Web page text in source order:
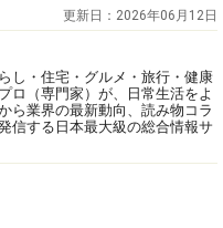
更新日： 2026年06月12日
し・住宅・グルメ・旅行・健康
ロ（専門家）が、日常生活をよ
ら業界の最新動向、読み物コラ
信する日本最大級の総合情報サ